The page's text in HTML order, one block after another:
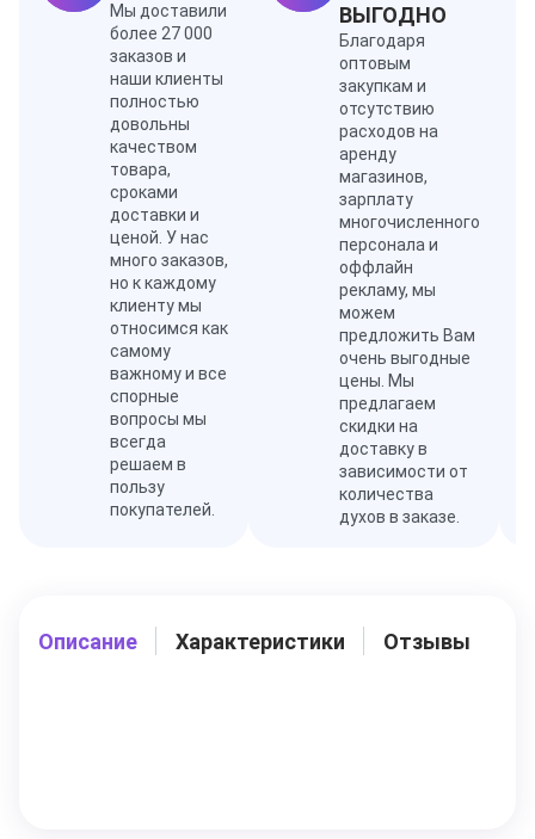
Мы доставили
более 27 000
заказов и
наши клиенты
полностью
довольны
качеством
товара,
сроками
доставки и
ценой. У нас
много заказов,
но к каждому
клиенту мы
относимся как
самому
важному и все
спорные
вопросы мы
всегда
решаем в
пользу
покупателей.
ВЫГОДНО
Благодаря
оптовым
закупкам и
отсутствию
расходов на
аренду
магазинов,
зарплату
многочисленного
персонала и
оффлайн
рекламу, мы
можем
предложить Вам
очень выгодные
цены. Мы
предлагаем
скидки на
доставку в
зависимости от
количества
духов в заказе.
Описание Характеристики Отзывы